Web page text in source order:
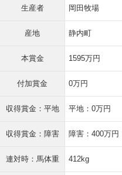
生産者 岡田牧場
産地 静内町
本賞金 1595万円
付加賞金 0万円
収得賞金：平地 平地：0万円
収得賞金：障害 障害：400万円
連対時：馬体重 412kg